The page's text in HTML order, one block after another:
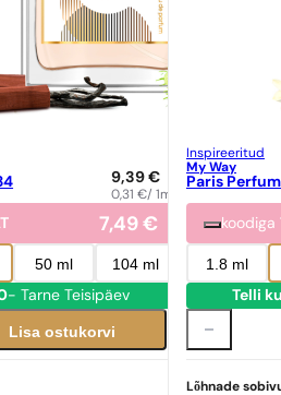
9,39€
0,31€/ 1ml
7,49€
50 ml 104 ml
- Tarne Teisipäev
Lisa ostukorvi
Inspireeritud
My Way
Paris
koodiga
1.8 ml
Telli
Lõhnade